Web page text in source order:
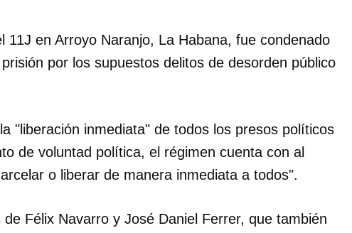
11J en Arroyo Naranjo, La Habana, fue condenado
por los supuestos delitos de desorden público
"liberación inmediata" de todos los presos políticos
de voluntad política, el régimen cuenta con al
o liberar de manera inmediata a todos".
Félix Navarro y José Daniel Ferrer, que también